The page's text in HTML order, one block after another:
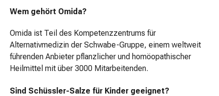
&
Sportriegel
Sportnahrung
Kochen
&
Gewürze
Wem gehört Omida?
Omida ist Teil des Kompetenzzentrums für
Alternativmedizin der Schwabe-Gruppe, einem weltweit
führenden Anbieter pflanzlicher und homöopathischer
Heilmittel mit über 3000 Mitarbeitenden.
Sind Schüssler-Salze für Kinder geeignet?